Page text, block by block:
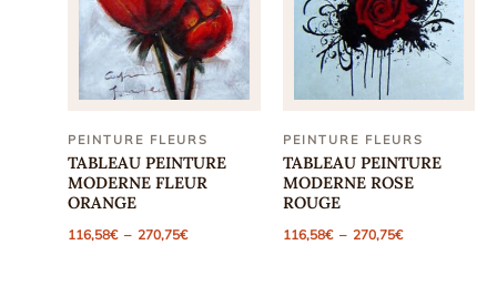
PEINTURE FLEURS
TABLEAU PEINTURE
MODERNE FLEUR
ORANGE
116,58€ – 270,75€Plage
de
PEINTURE FLEURS
TABLEAU PEINTURE
MODERNE ROSE
ROUGE
116,58€ – 270,75€Plage
de